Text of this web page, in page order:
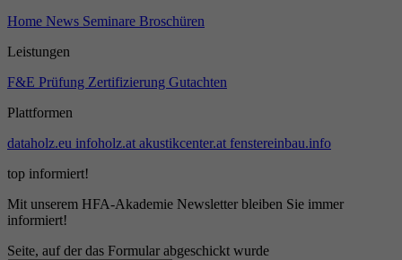
Home News Seminare Broschüren
Leistungen
F&E Prüfung Zertifizierung Gutachten
Plattformen
dataholz.eu infoholz.at akustikcenter.at fenstereinbau.info
top informiert!
Mit unserem HFA-Akademie Newsletter bleiben Sie immer
informiert!
Seite, auf der das Formular abgeschickt wurde